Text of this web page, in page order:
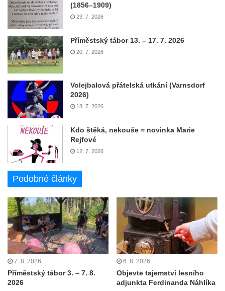
(1856–1909)
23. 7. 2026
Příměstský tábor 13. – 17. 7. 2026
20. 7. 2026
Volejbalová přátelská utkání (Varnsdorf
2026)
18. 7. 2026
Kdo štěká, nekouše = novinka Marie
Rejfové
12. 7. 2026
Podobné články
7. 8. 2026
Příměstský tábor 3. – 7. 8.
2026
6. 8. 2026
Objevte tajemství lesního
adjunkta Ferdinanda Náhlíka